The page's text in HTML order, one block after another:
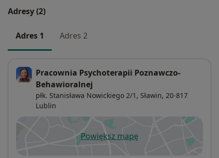
Adresy (2)
Adres 1 Adres 2
Pracownia Psychoterapii Poznawczo-
Behawioralnej
płk. Stanisława Nowickiego 2/1, Sławin, 20-817
Lublin
Powiększ mapęotwiera się w nowej karcie